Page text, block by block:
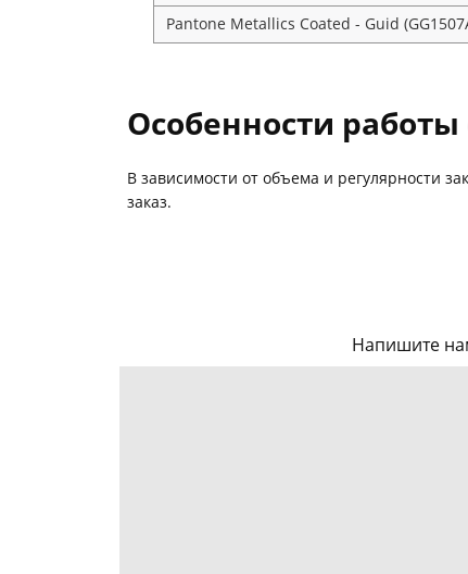
Pantone Metallics Coated - Guid
Особенности
В зависимости от объема и регулярности
заказ.
Напишите